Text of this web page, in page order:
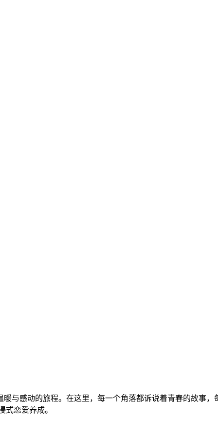
与感动的旅程。在这里，每一个角落都诉说着青春的故事
式恋爱养成。